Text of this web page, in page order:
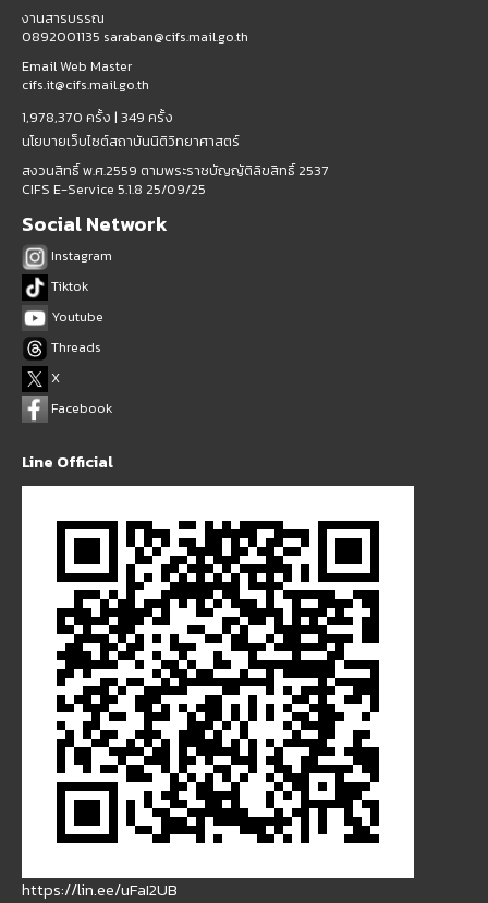
งานสารบรรณ
0892001135 saraban@cifs.mail.go.th
Email Web Master
cifs.it@cifs.mail.go.th
1,978,370 ครั้ง | 349 ครั้ง
นโยบายเว็บไซต์สถาบันนิติวิทยาศาสตร์
สงวนสิทธิ์ พ.ศ.2559 ตามพระราชบัญญัติลิขสิทธิ์ 2537
CIFS E-Service 5.1.8 25/09/25
Social Network
Instagram
Tiktok
Youtube
Threads
X
Facebook
Line Official
https://lin.ee/uFaI2UB